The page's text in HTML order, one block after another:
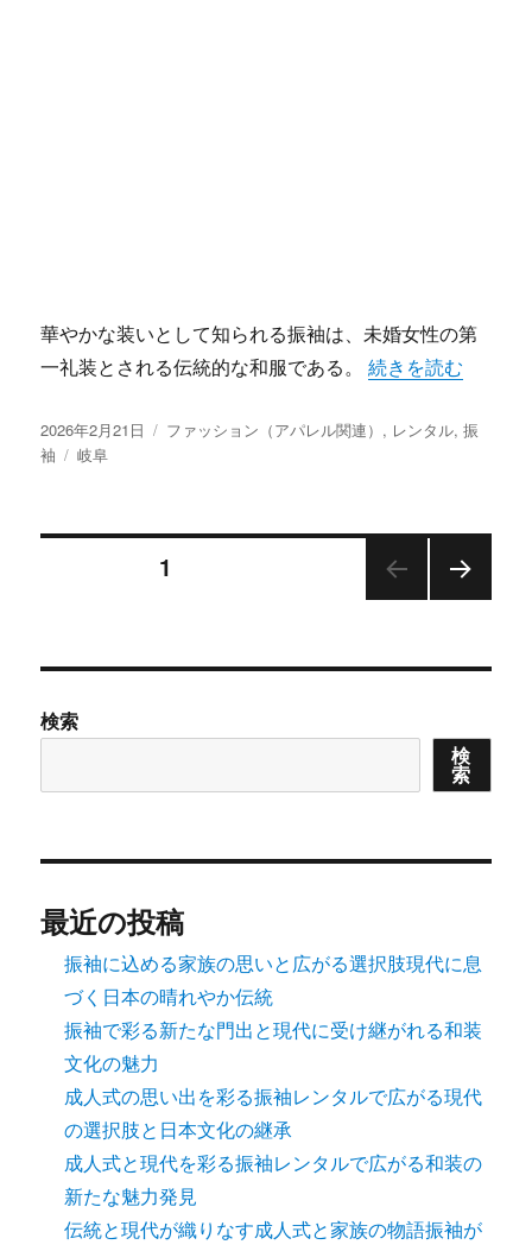
華やかな装いとして知られる振袖は、未婚女性の第
一礼装とされる伝統的な和服である。“振袖でつなぐ岐
続きを読む
投
稿
2026年2月21日
カ
ファッション（アパレル関連） , レンタル,振
袖
タ
岐阜
の
ペ
ー
ジ
送
り
1
検索
検
索
最近の投稿
振袖に込める家族の思いと広がる選択肢現代に息
づく日本の晴れやか伝統
振袖で彩る新たな門出と現代に受け継がれる和装
文化の魅力
成人式の思い出を彩る振袖レンタルで広がる現代
の選択肢と日本文化の継承
成人式と現代を彩る振袖レンタルで広がる和装の
新たな魅力発見
伝統と現代が織りなす成人式と家族の物語振袖が